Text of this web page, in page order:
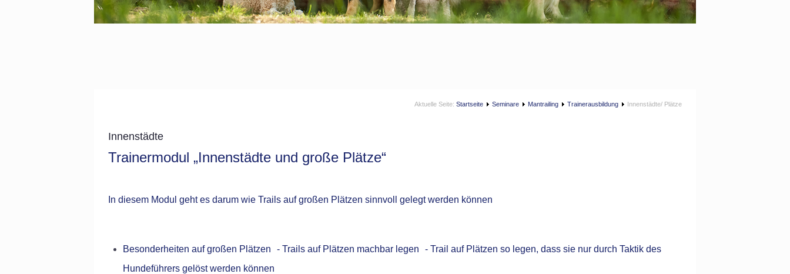
Aktuelle Seite: Startseite Seminare Mantrailing Trainerausbildung Innenstädte/ Plätze
Innenstädte
Trainermodul „Innenstädte und große Plätze“
In diesem Modul geht es darum wie Trails auf großen Plätzen sinnvoll gelegt werden können
Besonderheiten auf großen Plätzen - Trails auf Plätzen machbar legen - Trail auf Plätzen so legen, dass sie nur durch Taktik des
Hundeführers gelöst werden können